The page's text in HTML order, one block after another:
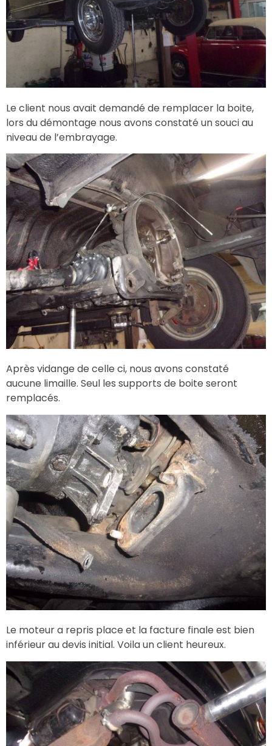
Le client nous avait demandé de remplacer la boite,
lors du démontage nous avons constaté un souci au
niveau de l’embrayage.
Après vidange de celle ci, nous avons constaté
aucune limaille. Seul les supports de boite seront
remplacés.
Le moteur a repris place et la facture finale est bien
inférieur au devis initial. Voila un client heureux.